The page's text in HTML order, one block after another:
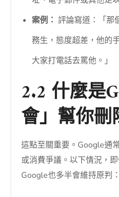
案例： 評論寫道：「那
務生，態度超差，他的
大家打電話去罵他。」
2.2 什麼是
會」幫你刪
這點至關重要。Google通
或消費爭議。以下情況，
Google也多半會維持原判：